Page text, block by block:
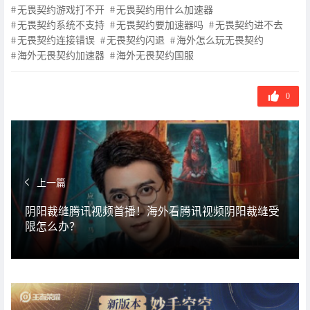
无畏契约游戏打不开
无畏契约用什么加速器
无畏契约系统不支持
无畏契约要加速器吗
无畏契约进不去
无畏契约连接错误
无畏契约闪退
海外怎么玩无畏契约
海外无畏契约加速器
海外无畏契约国服
0
上一篇
阴阳裁缝腾讯视频首播！海外看腾讯视频阴阳裁缝受
限怎么办？